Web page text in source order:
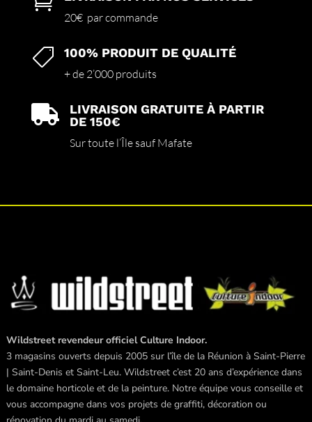
20€ par commande
 100% PRODUIT DE QUALITÉ
+ de 2’000 produits

LIVRAISON GRATUITE À PARTIR
DE 150€
Sur toute l’Île sauf Mafate
Wildstreet revendeur officiel Culture Indoor.
3 magasins ouverts depuis 2005 sur l’île de la Réunion à Saint-Pierre
| Saint-Denis et Saint-Leu. Wildstreet c’est 20 ans d’expérience dans
le domaine horticole et de la peinture. Notre équipe vous conseille et
vous accompagne dans vos projets de graffiti, décoration ou